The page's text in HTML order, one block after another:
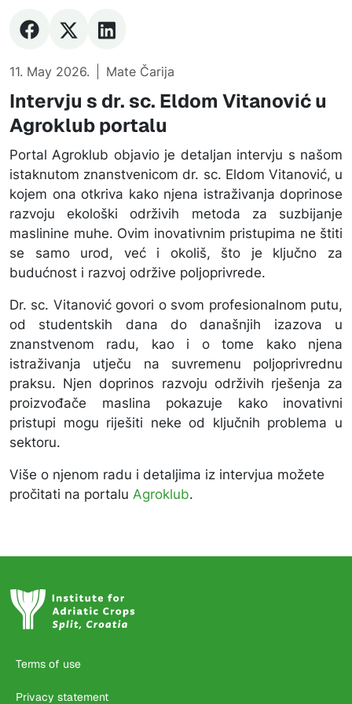
11. May 2026. Mate Čarija
Intervju s dr. sc. Eldom Vitanović u
Agroklub portalu
Portal Agroklub objavio je detaljan intervju s našom
istaknutom znanstvenicom dr. sc. Eldom Vitanović, u
kojem ona otkriva kako njena istraživanja doprinose
razvoju ekološki održivih metoda za suzbijanje
maslinine muhe. Ovim inovativnim pristupima ne štiti
se samo urod, već i okoliš, što je ključno za
budućnost i razvoj održive poljoprivrede.
Dr. sc. Vitanović govori o svom profesionalnom putu,
od studentskih dana do današnjih izazova u
znanstvenom radu, kao i o tome kako njena
istraživanja utječu na suvremenu poljoprivrednu
praksu. Njen doprinos razvoju održivih rješenja za
proizvođače maslina pokazuje kako inovativni
pristupi mogu riješiti neke od ključnih problema u
sektoru.
Više o njenom radu i detaljima iz intervjua možete
pročitati na portalu Agroklub.
Terms of use
Privacy statement